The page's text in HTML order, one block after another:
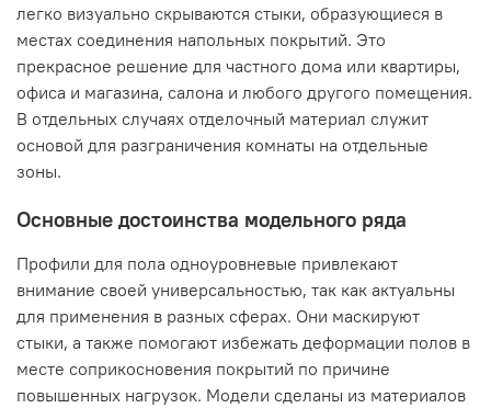
легко визуально скрываются стыки, образующиеся в
местах соединения напольных покрытий. Это
прекрасное решение для частного дома или квартиры,
офиса и магазина, салона и любого другого помещения.
В отдельных случаях отделочный материал служит
основой для разграничения комнаты на отдельные
зоны.
Основные достоинства модельного ряда
Профили для пола одноуровневые привлекают
внимание своей универсальностью, так как актуальны
для применения в разных сферах. Они маскируют
стыки, а также помогают избежать деформации полов в
месте соприкосновения покрытий по причине
повышенных нагрузок. Модели сделаны из материалов